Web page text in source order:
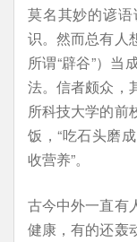
莫名其妙的谚
识。然而总有人
所谓“辟谷”）当
法。信者颇众，
所科技大学的前
饭，“吃石头磨
收营养”。
古今中外一直有
健康，有的还轰